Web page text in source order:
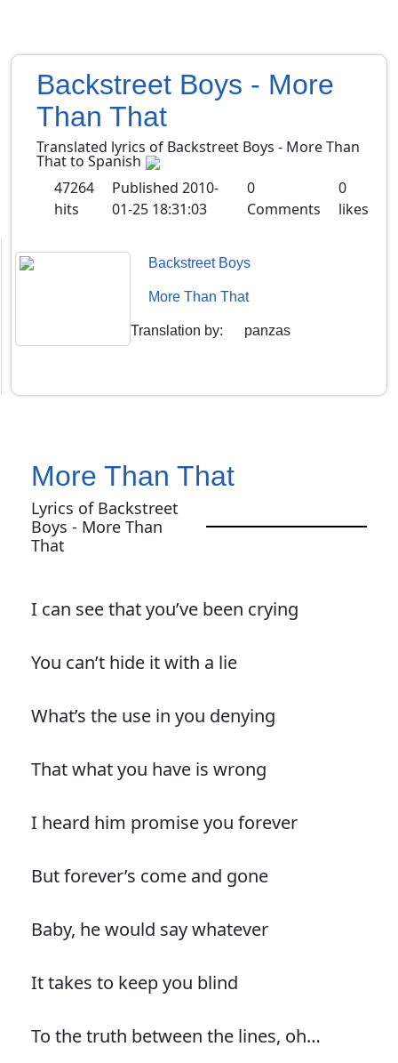
Backstreet Boys - More
Than That
Translated lyrics of Backstreet Boys - More Than
That to Spanish
47264
hits
Published 2010-
01-25 18:31:03
0
Comments
0
likes
Backstreet Boys
More Than That
Translation by: panzas
More Than That
Lyrics of Backstreet
Boys - More Than
That
I can see that you’ve been crying
You can’t hide it with a lie
What’s the use in you denying
That what you have is wrong
I heard him promise you forever
But forever’s come and gone
Baby, he would say whatever
It takes to keep you blind
To the truth between the lines, oh…